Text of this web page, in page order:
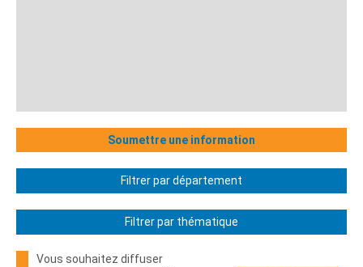
Soumettre une information
Filtrer par département
Filtrer par thématique
Vous souhaitez diffuser